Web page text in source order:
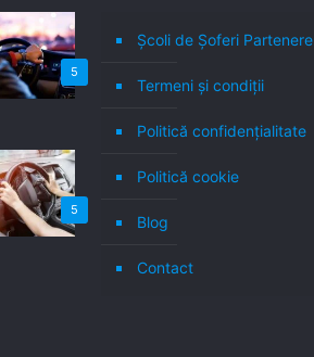
5
5
Școli de Șoferi Partenere
Termeni şi condiţii
Politică confidenţialitate
Politică cookie
Blog
Contact